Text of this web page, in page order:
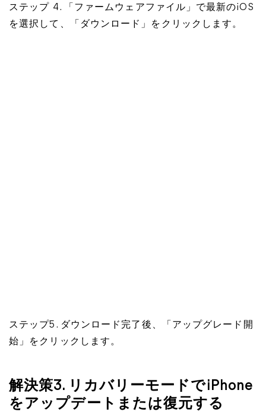
ステップ 4. 「ファームウェアファイル」で最新のiOS
を選択して、「ダウンロード」をクリックします。
ステップ5. ダウンロード完了後、「アップグレード開
始」をクリックします。
解決策3. リカバリーモードでiPhone
をアップデートまたは復元する